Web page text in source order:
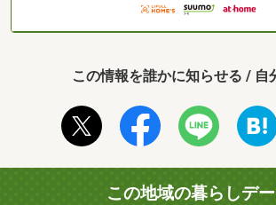
この情報を誰かに知らせる / 自
この地域の暮らしデ